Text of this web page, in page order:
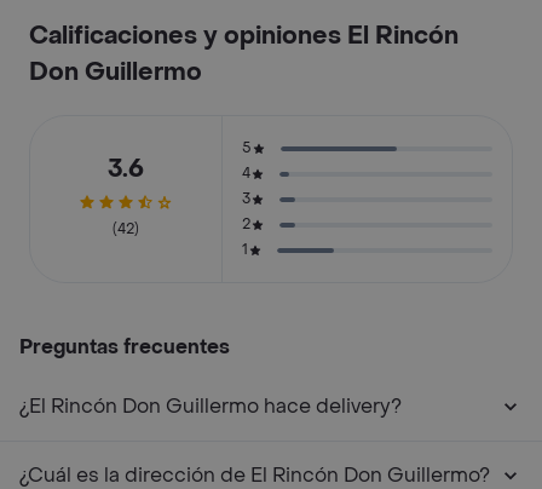
Calificaciones y opiniones El Rincón
Don Guillermo
3.6
(42)
5
4
3
2
1
Preguntas frecuentes
¿El Rincón Don Guillermo hace delivery?
¿Cuál es la dirección de El Rincón Don Guillermo?